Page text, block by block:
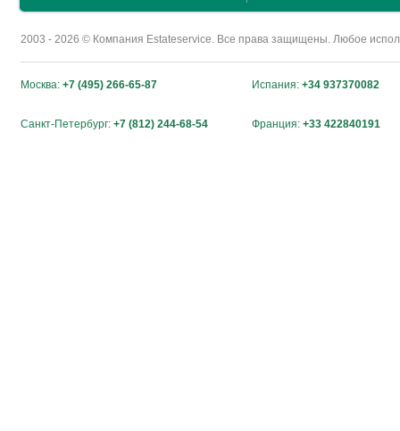
2003 - 2026 © Компания Estateservice. Все права защищены. Любое
Москва: +7 (495) 266-65-87 Испания: +34 937370082
Санкт-Петербург: +7 (812) 244-68-54 Франция: +33 422840191